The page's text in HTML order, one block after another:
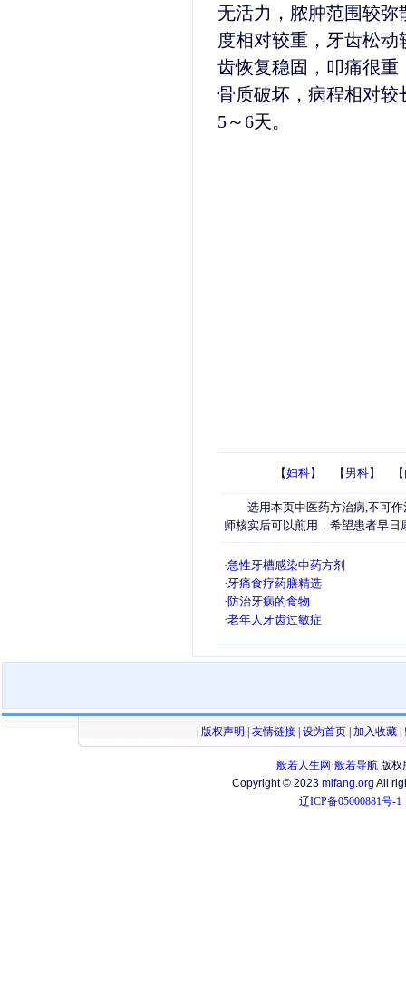
无活力，脓肿范围较
度相对较重，牙齿松
齿恢复稳固，叩痛很
骨质破坏，病程相对
5～6天。
【妇科】 【 男科】 【
选用本页中医药方治病,不可作
师核实后可以煎用，希望患者早日
·急性牙槽感染中药方剂
·牙痛食疗药膳精选
·防治牙病的食物
·老年人牙齿过敏症
版权声明 友情链接 设为首页 加入收藏
般若人生网·般若导航版权
Copyright © 2023 mifang.org All
辽ICP备05000881号-1